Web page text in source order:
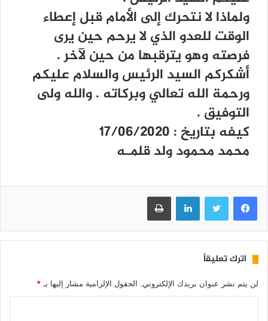
ﻭﻟﻤﺎﺫﺍ ﻻ ﻧﺘﺤﺮﻙ ﺇﻟﻰ ﺍﻷﻣﺎﻡ ﻗﺒﻞ ﺇﻋﻄﺎﺀ
ﺍﻟﻮﻗﺖ ﻟﻠﻌﺪﻭ ﺍﻟﺬﻱ ﻻ ﻳﺮﺣﻢ ﺣﻴﻦ ﻳﺮﻯ
ﻓﺮﺻﺘﻪ ﻭﻫﻮ ﻳﺘﺮﻗﺒﻬﺎ ﻣﻦ ﺣﻴﻦ ﻵﺧﺮ .
ﺃﺷﻜﺮﻛﻢ ﺍﻟﺴﻴﺪ ﺍﻟﺮﺋﻴﺲ ﻭﺍﻟﺴﻼﻡ ﻋﻠﻴﻜﻢ
ﻭﺭﺣﻤﺔ ﺍﻟﻠﻪ ﺗﻌﺎﻟﻲ ﻭﺑﺮﻛﺎﺗﻪ . ﻭﺍﻟﻠﻪ ﻭﻟﻰ
ﺍﻟﺘﻮﻓﻴﻖ .
ﻛﻴﻔﻪ ﺑﺘﺎﺭﻳﺦ : 17/06/2020
ﻣﺤﻤﺪ ﻣﺤﻤﻮﺩ ﻭﻟﺪ ﻗﻠﻤـﻪ
فيسبوك تويتر لينكدإن طباعة
اترك تعليقاً
لن يتم نشر عنوان بريدك الإلكتروني. الحقول الإلزامية مشار إليها بـ *